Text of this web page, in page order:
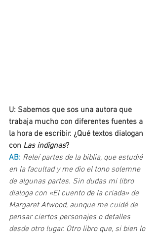
U: Sabemos que sos una autora que
trabaja mucho con diferentes fuentes a
la hora de escribir. ¿Qué textos dialogan
con Las indignas?
AB: Releí partes de la biblia, que estudié
en la facultad y me dio el tono solemne
de algunas partes. Sin dudas mi libro
dialoga con «El cuento de la criada» de
Margaret Atwood, aunque me cuidé de
pensar ciertos personajes o detalles
desde otro lugar. Otro libro que, si bien lo